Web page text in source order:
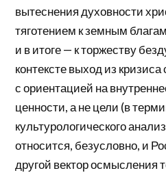
вытеснения духовности
тяготением к земным
и в итоге — к торжеству
контексте выход из
с ориентацией на
ценности, а не цели (в
культурологического
относится, безусловно, и
другой вектор осмысления